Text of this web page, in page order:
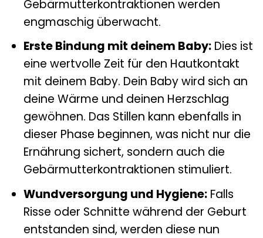
Gebärmutterkontraktionen werden
engmaschig überwacht.
Erste Bindung mit deinem Baby:Dies ist
eine wertvolle Zeit für den Hautkontakt
mit deinem Baby. Dein Baby wird sich an
deine Wärme und deinen Herzschlag
gewöhnen. Das Stillen kann ebenfalls in
dieser Phase beginnen, was nicht nur die
Ernährung sichert, sondern auch die
Gebärmutterkontraktionen stimuliert.
Wundversorgung und Hygiene:Falls
Risse oder Schnitte während der Geburt
entstanden sind, werden diese nun